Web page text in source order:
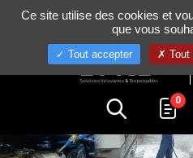
+33 (0)4 75
0
Gestion de vos préférences sur
Ce site utilise des cookies et
que vous
Tout accepter Tout